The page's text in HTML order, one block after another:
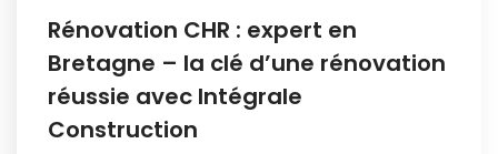
Rénovation CHR : expert en
Bretagne – la clé d’une rénovation
réussie avec Intégrale
Construction